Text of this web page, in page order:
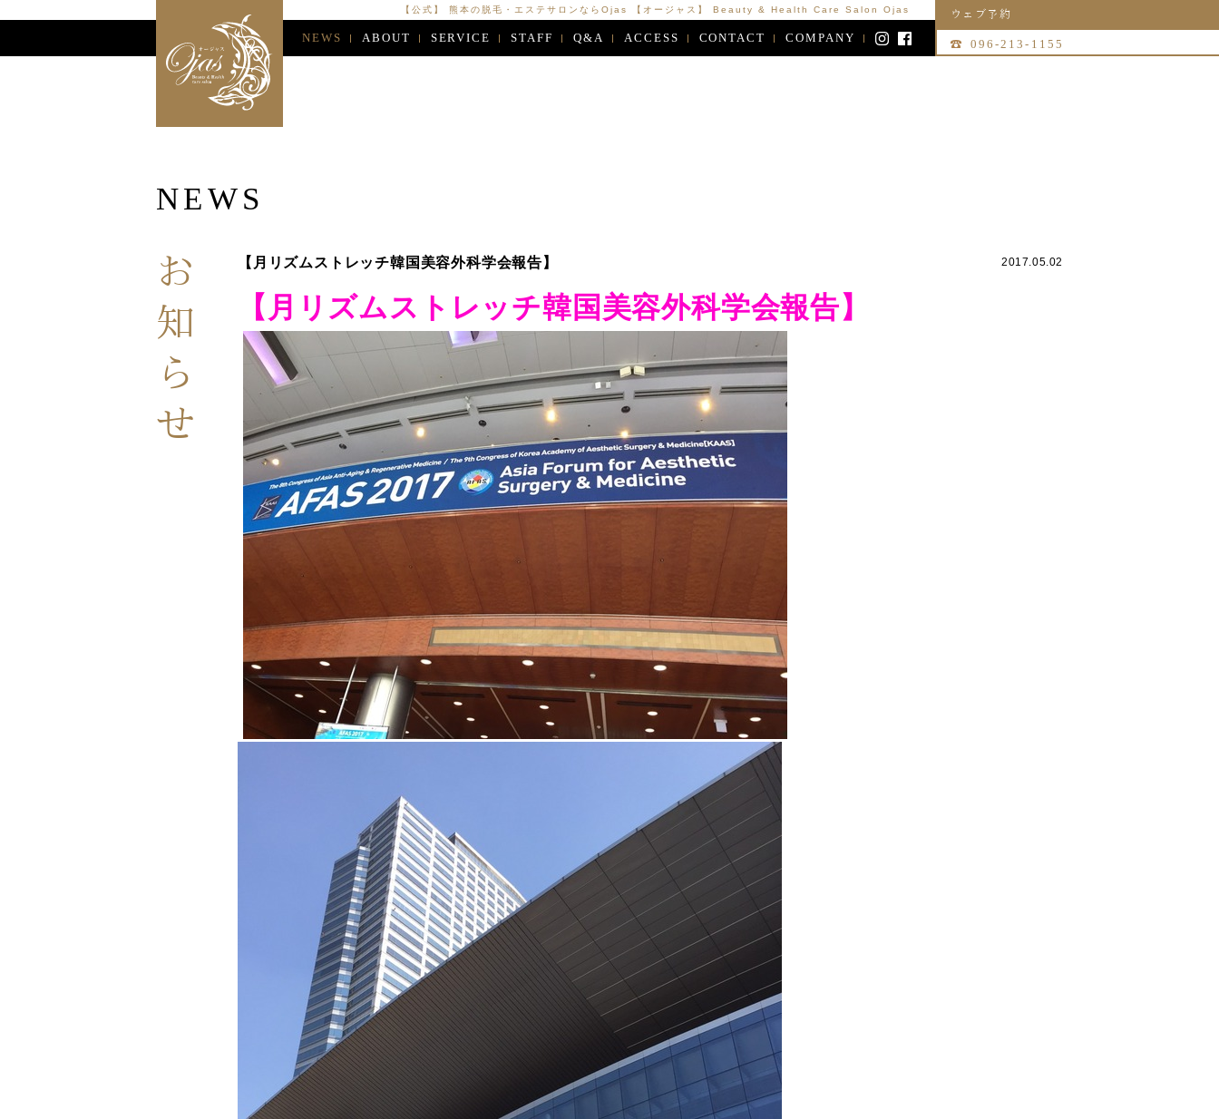
【公式】 熊本の脱毛・エステサロンならOjas 【オージャス】 Beauty & Health Care Salon Ojas ウェブ予約
096-213-1155
NEWS ABOUT SERVICE STAFF Q&A ACCESS CONTACT COMPANY
NEWS
お知らせ 【月リズムストレッチ韓国美容外科学会報告】 2017.05.02
【月リズムストレッチ韓国美容外科学会報告】